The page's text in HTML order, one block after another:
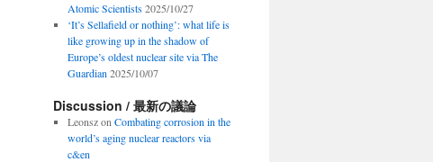
Atomic Scientists 2025/10/27
‘It’s Sellafield or nothing’: what life is
like growing up in the shadow of
Europe’s oldest nuclear site via The
Guardian 2025/10/07
Discussion / 最新の議論
Leonszon Combating corrosion in the
world’s aging nuclear reactors via
c&en